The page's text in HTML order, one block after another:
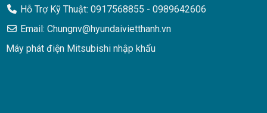
Hỗ Trợ Kỹ Thuật: 0917568855 - 0989642606
Email: Chungnv@hyundaivietthanh.vn
Máy phát điện Mitsubishi nhập khẩu